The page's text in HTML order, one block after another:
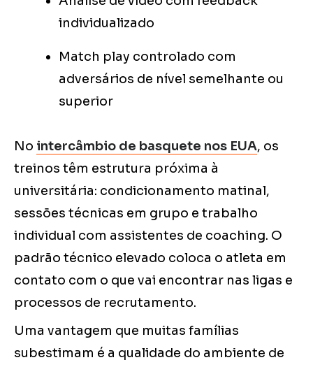
individualizado
Match play controlado com
adversários de nível semelhante ou
superior
No intercâmbio de basquete nos EUA, os
treinos têm estrutura próxima à
universitária: condicionamento matinal,
sessões técnicas em grupo e trabalho
individual com assistentes de coaching. O
padrão técnico elevado coloca o atleta em
contato com o que vai encontrar nas ligas e
processos de recrutamento.
Uma vantagem que muitas famílias
subestimam é a qualidade do ambiente de